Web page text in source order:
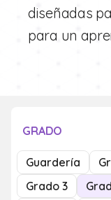
diseñadas
para un
GRADO
Guardería
Grado 3